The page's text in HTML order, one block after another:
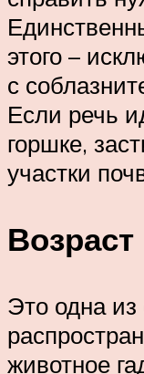
этого –
с
Если речь
горшке,
участки
Возраст
Это одна
животное